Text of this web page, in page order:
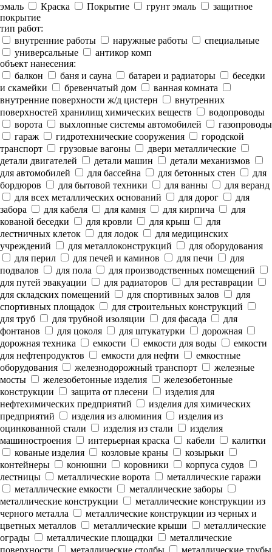
эмаль
Краска Покрытие грунт эмаль
защитное
покрытие
тип работ:
внутренние работы
наружные работы
специальные
универсальные
антикор комп
объект нанесения:
балкон
баня и сауна батареи и радиаторы
беседки
и скамейки
бревенчатый дом
ванная комната
внутренние поверхности ж/д цистерн
внутренних
поверхностей хранилищ химических веществ
водопроводы
ворота
выхлопные системы автомобилей
газопроводы
гараж
гидротехнические сооружения
городской
транспорт
грузовые вагоны
двери металлические
детали двигателей
детали машин
детали механизмов
для автомобилей
для бассейна для бетонных стен
для
бордюров
для бытовой техники для ванны
для веранд
для всех металлических оснований
для дорог
для
забора
для кабеля для камня для кирпича
для
кованой беседки
для кровли для крыш
для
лестничных клеток
для лодок
для медицинских
учреждений
для металлоконструкций
для оборудования
для перил
для печей и каминов для печи
для
подвалов
для пола
для производственных помещений
для путей эвакуации
для радиаторов
для реставрации
для складских помещений
для спортивных залов
для
спортивных площадок
для строительных конструкций
для труб
для трубной изоляции для фасада
для
фонтанов
для цоколя для штукатурки
дорожная
дорожная техника
емкости емкости для воды
емкости
для нефтепродуктов
емкости для нефти
емкостные
оборудования
железнодорожный транспорт
железные
мосты
железобетонные изделия
железобетонные
конструкции
защита от плесени
изделия для
нефтехимических предприятий
изделия для химических
предприятий
изделия из алюминия
изделия из
оцинкованной стали
изделия из стали
изделия
машиностроения
интерьерная краска кабели
калитки
кованые изделия
козловые краны
козырьки
контейнеры
конюшни коровники
корпуса судов
лестницы
металлические ворота
металлические гаражи
металлические емкости
металлические заборы
металлические конструкции
металлические конструкции из
черного металла
металлические конструкции из черных и
цветных металлов
металлические крыши
металлические
ограды
металлические площадки
металлические
поверхности
металлические столбы металлические трубы